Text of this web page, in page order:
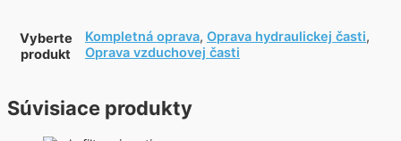
Vyberte
produkt
Kompletná oprava, Oprava hydraulickej časti,
Oprava vzduchovej časti
Súvisiace produkty